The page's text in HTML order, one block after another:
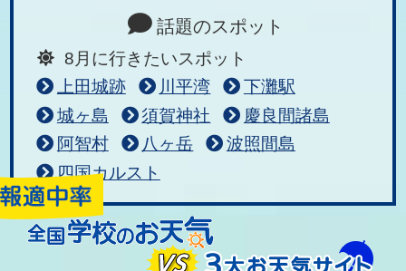
話題のスポット
8月に行きたいスポット
上田城跡
川平湾
下灘駅
城ヶ島
須賀神社
慶良間諸島
阿智村
八ヶ岳
波照間島
四国カルスト